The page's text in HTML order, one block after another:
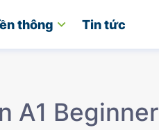
thông Tin tức
A1 Beginner